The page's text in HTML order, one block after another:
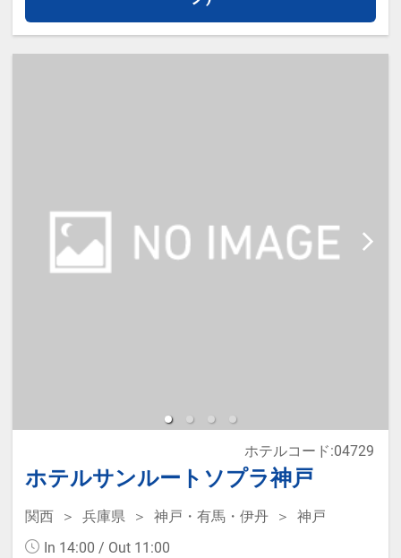
【宿泊施設における「こども・添い
寝」について】
※添い寝は正ベッド1台につき1名の
み可能です。（大人利用時）
※宿泊税が必要な場合は現地払いと
ホテルサンルートソプラ神戸
ホテルコード:04729
関西 兵庫県 神戸・有馬・伊丹
神戸
In 14:00 / Out 11:00